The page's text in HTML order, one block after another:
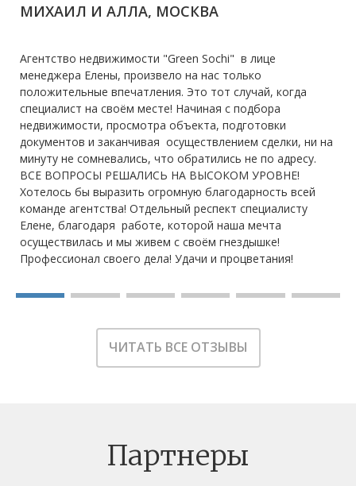
МИХАИЛ И АЛЛА, МОСКВА
Агентство недвижимости "Green Sochi" в лице
менеджера Елены, произвело на нас только
положительные впечатления. Это тот случай, когда
специалист на своём месте! Начиная с подбора
недвижимости, просмотра объекта, подготовки
документов и заканчивая осуществлением сделки, ни на
минуту не сомневались, что обратились не по адресу.
ВСЕ ВОПРОСЫ РЕШАЛИСЬ НА ВЫСОКОМ УРОВНЕ!
Хотелось бы выразить огромную благодарность всей
команде агентства! Отдельный респект специалисту
Елене, благодаря работе, которой наша мечта
осуществилась и мы живем с своём гнездышке!
Профессионал своего дела! Удачи и процветания!
ЧИТАТЬ ВСЕ ОТЗЫВЫ
Партнеры